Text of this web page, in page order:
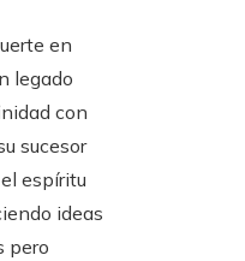
en
legado
con
sucesor
espíritu
ideas
pero